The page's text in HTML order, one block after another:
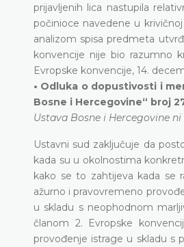
prijavljenih lica nastupila
počinioce navedene u
analizom spisa predmeta
konvencije nije bio razumno
Evropske konvencije, 14.
• Odluka o dopustivosti i
Bosne i Hercegovine“ broj
Ustava Bosne i Hercegovine
Ustavni sud zaključuje da
kada su u okolnostima
kako se to zahtijeva kada se
ažurno i pravovremeno
u skladu s neophodnom
članom 2. Evropske
provođenje istrage u skladu s